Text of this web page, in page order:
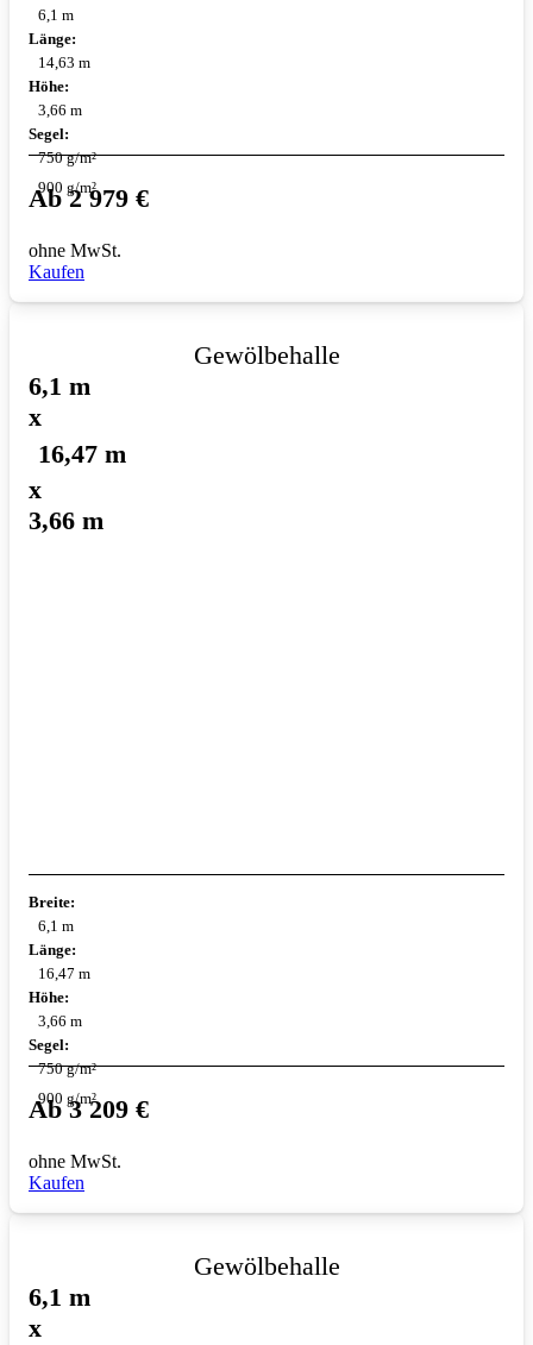
6,1 m
Länge:
14,63 m
Höhe:
3,66 m
Segel:
750 g/m²
900 g/m²
Ab2 979 €
ohne MwSt.
Kaufen
Gewölbehalle
6,1 m
x
16,47 m
x
3,66 m
Breite:
6,1 m
Länge:
16,47 m
Höhe:
3,66 m
Segel:
750 g/m²
900 g/m²
Ab3 209 €
ohne MwSt.
Kaufen
Gewölbehalle
6,1 m
x